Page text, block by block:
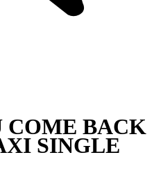
COME BACK
SINGLE